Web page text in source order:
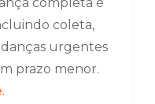
coleta,
urgentes
prazo menor.
.